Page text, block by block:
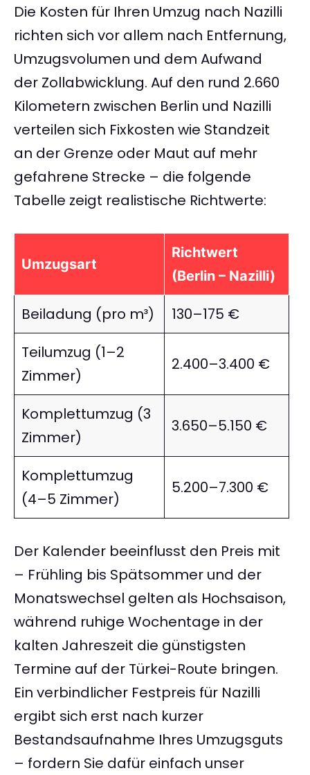
Die Kosten für Ihren Umzug nach Nazilli
richten sich vor allem nach Entfernung,
Umzugsvolumen und dem Aufwand
der Zollabwicklung. Auf den rund 2.660
Kilometern zwischen Berlin und Nazilli
verteilen sich Fixkosten wie Standzeit
an der Grenze oder Maut auf mehr
gefahrene Strecke – die folgende
Tabelle zeigt realistische Richtwerte:
Umzugsart
Richtwert
(Berlin – Nazilli)
Beiladung (pro m³)
130–175 €
Teilumzug (1–2
Zimmer)
2.400–3.400 €
Komplettumzug (3
Zimmer)
3.650–5.150 €
Komplettumzug
(4–5 Zimmer)
5.200–7.300 €
Der Kalender beeinflusst den Preis mit
– Frühling bis Spätsommer und der
Monatswechsel gelten als Hochsaison,
während ruhige Wochentage in der
kalten Jahreszeit die günstigsten
Termine auf der Türkei-Route bringen.
Ein verbindlicher Festpreis für Nazilli
ergibt sich erst nach kurzer
Bestandsaufnahme Ihres Umzugsguts
– fordern Sie dafür einfach unser